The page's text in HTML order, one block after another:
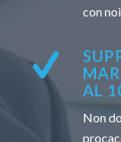
con
AL
Non